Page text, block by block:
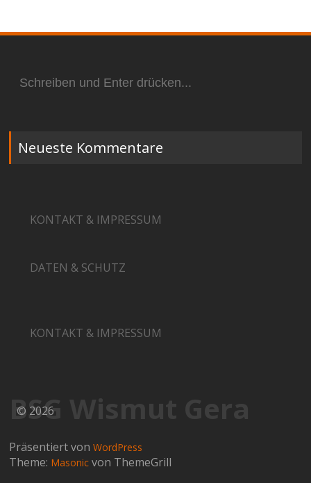
nach:
Neueste Kommentare
KONTAKT & IMPRESSUM
DATEN & SCHUTZ
KONTAKT & IMPRESSUM
BSG Wismut Gera
© 2026
Präsentiert vonWordPress
Theme: Masonic von ThemeGrill